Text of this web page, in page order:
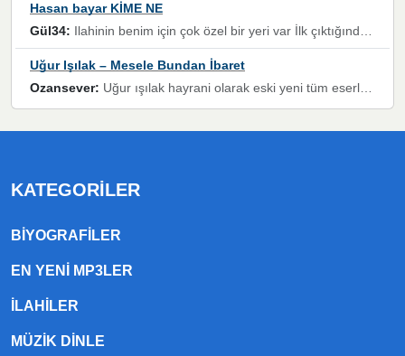
Hasan bayar KİME NE
Gül34: Ilahinin benim için çok özel bir yeri var İlk çıktığında komşum ne kadar yüksek sesle dinliyorsa orada duymuştum ve YouTube'dan aratıp Bu ilahiyi bulmuştum ve sonra müdavimi oldum günlük Ben de 3-5 kere dinleyip ezberleyip artık ilahiye bende eşlik ediyorum yüksek sesle Allah razı olsun hizmet nimettir Rabbim sizin zahmetlerinize de hayırlı nimetler versin Selam ve dua ile Allah'a emanet olun
Uğur Işılak – Mesele Bundan İbaret
Ozansever: Uğur ışılak hayrani olarak eski yeni tüm eserlerini keyifle huzurla dinleyenlerden birisiyim, emeğine saygı duyan gönül veren bunu en güzel şekilde sevenlerine ulaştıran siz değerli sayfa yöneticilerine de teşekkür ederim
KATEGORILER
BIYOGRAFILER
EN YENI MP3LER
ILAHILER
MÜZIK DINLE